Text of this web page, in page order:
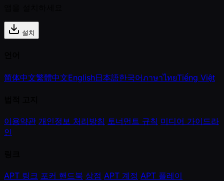
설치
简体中文繁體中文English日本語한국어ภาษาไทยTiếng Việt
이용약관 개인정보 처리방침 토너먼트 규칙 미디어 가이드라
인
APT 링크 포커 핸드북 상점 APT 계정 APT 플레이